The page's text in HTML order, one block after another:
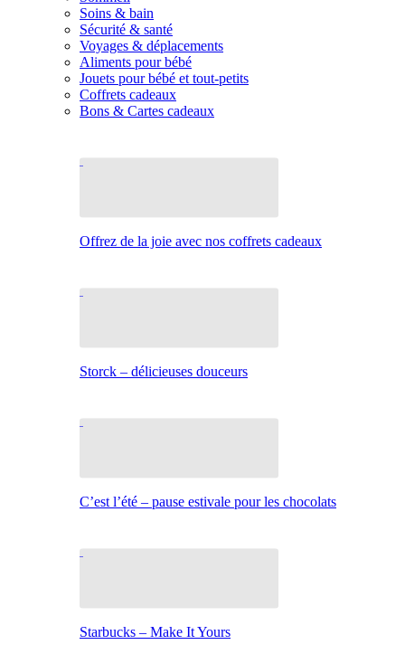
Soins & bain
Sécurité & santé
Voyages & déplacements
Aliments pour bébé
Jouets pour bébé et tout-petits
Coffrets cadeaux
Bons & Cartes cadeaux
Offrez de la joie avec nos coffrets cadeaux
Storck – délicieuses douceurs
C’est l’été – pause estivale pour les chocolats
Starbucks – Make It Yours